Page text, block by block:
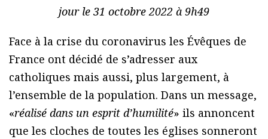
jour le 31 octobre 2022 à 9h49
Face à la crise du coronavirus les Évêques de
France ont décidé de s’adresser aux
catholiques mais aussi, plus largement, à
l’ensemble de la population. Dans un message,
«réalisé dans un esprit d’humilité» ils annoncent
que les cloches de toutes les églises sonneront